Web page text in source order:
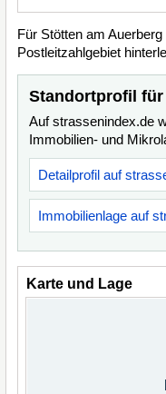
Für Stötten am
Postleitzahlgebiet
Standortprofil für
Auf strassenindex.de
Immobilien- und
Detailprofil auf
Immobilienlage auf
Karte und Lage